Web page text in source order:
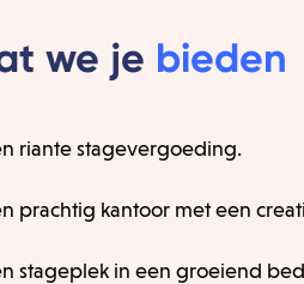
we je bieden
riante stagevergoeding.
prachtig kantoor met een
stageplek in een groeiend